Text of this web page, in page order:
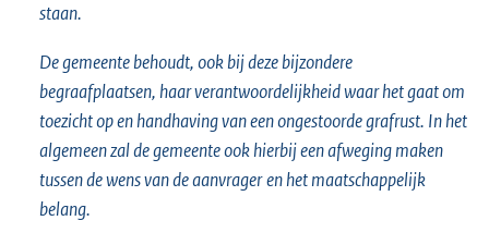
staan.
De gemeente behoudt, ook bij deze bijzondere
begraafplaatsen, haar verantwoordelijkheid waar het gaat om
toezicht op en handhaving van een ongestoorde grafrust. In het
algemeen zal de gemeente ook hierbij een afweging maken
tussen de wens van de aanvrageren het maatschappelijk
belang.